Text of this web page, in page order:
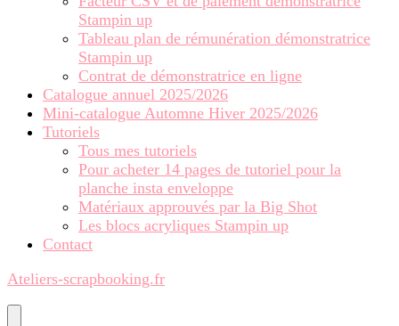
Stampin up
Tableau plan de rémunération démonstratrice
Stampin up
Contrat de démonstratrice en ligne
Catalogue annuel 2025/2026
Mini-catalogue Automne Hiver 2025/2026
Tutoriels
Tous mes tutoriels
Pour acheter 14 pages de tutoriel pour la
planche insta enveloppe
Matériaux approuvés par la Big Shot
Les blocs acryliques Stampin up
Contact
Ateliers-scrapbooking.fr